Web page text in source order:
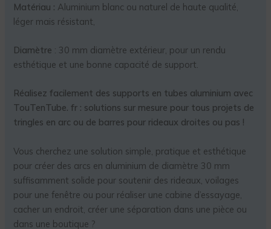
Matériau : Aluminium blanc ou naturel de haute qualité,
léger mais résistant,
Diamètre : 30 mm diamètre extérieur, pour un rendu
esthétique et une bonne capacité de support.
Réalisez facilement des supports en tubes aluminium avec
TouTenTube. fr : solutions sur mesure pour tous projets de
tringles en arc ou de barres pour rideaux droites ou pas !
Vous cherchez une solution simple, pratique et esthétique
pour créer des arcs en aluminium de diamètre 30 mm
suffisamment solide pour soutenir des rideaux, voilages
pour une fenêtre ou pour réaliser une cabine d’essayage,
cacher un endroit, créer une séparation dans une pièce ou
dans une boutique ?